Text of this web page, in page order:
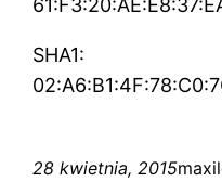
SHA1:
28 kwietnia, 2015